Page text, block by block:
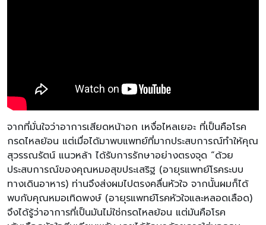
จากที่มั่นใจว่าอาการเสียดหน้าอก เหงื่อไหลเยอะ ที่เป็นคือโรค
กรดไหลย้อน แต่เมื่อได้มาพบแพทย์ที่มากประสบการณ์ทำให้คุณ
สุวรรณรัตน์ แนวหล้า ได้รับการรักษาอย่างตรงจุด “ด้วย
ประสบการณ์ของคุณหมอสุขประเสริฐ (อายุรแพทย์โรคระบบ
ทางเดินอาหาร) ท่านจึงส่งผมไปตรงคลื่นหัวใจ จากนั้นผมก็ได้
พบกับคุณหมอเทิดพงษ์ (อายุรแพทย์โรคหัวใจและหลอดเลือด)
จึงได้รู้ว่าอาการที่เป็นมันไม่ใช่กรดไหลย้อน แต่มันคือโรค